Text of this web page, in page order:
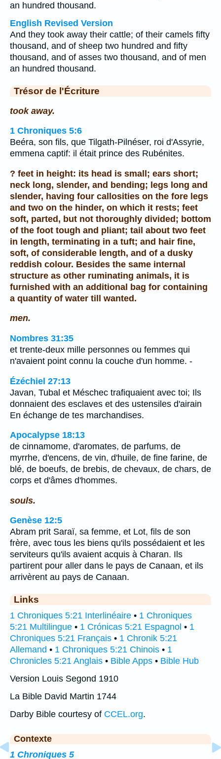
an hundred thousand.
English Revised Version
And they took away their cattle; of their camels fifty
thousand, and of sheep two hundred and fifty
thousand, and of asses two thousand, and of men
an hundred thousand.
Trésor de l'Écriture
took away.
1 Chroniques 5:6
Beéra, son fils, que Tilgath-Pilnéser, roi d'Assyrie,
emmena captif: il était prince des Rubénites.
? feet in height: its head is small; ears short;
neck long, slender, and bending; legs long and
slender, having four callosities on the fore legs
and two on the hinder, on which it rests; feet
soft, parted, but not thoroughly divided; bottom
of the foot tough and pliant; tail about two feet
in length, terminating in a tuft; and hair fine,
soft, of considerable length, and of a dusky
reddish colour. Besides the same internal
structure as other ruminating animals, it is
furnished with an additional bag for containing
a quantity of water till wanted.
men.
Nombres 31:35
et trente-deux mille personnes ou femmes qui
n'avaient point connu la couche d'un homme. -
Ézéchiel 27:13
Javan, Tubal et Méschec trafiquaient avec toi; Ils
donnaient des esclaves et des ustensiles d'airain
En échange de tes marchandises.
Apocalypse 18:13
de cinnamome, d'aromates, de parfums, de
myrrhe, d'encens, de vin, d'huile, de fine farine, de
blé, de boeufs, de brebis, de chevaux, de chars, de
corps et d'âmes d'hommes.
souls.
Genèse 12:5
Abram prit Saraï, sa femme, et Lot, fils de son
frère, avec tous les biens qu'ils possédaient et les
serviteurs qu'ils avaient acquis à Charan. Ils
partirent pour aller dans le pays de Canaan, et ils
arrivèrent au pays de Canaan.
Links
1 Chroniques 5:21 Interlinéaire • 1 Chroniques
5:21 Multilingue • 1 Crónicas 5:21 Espagnol • 1
Chroniques 5:21 Français • 1 Chronik 5:21
Allemand • 1 Chroniques 5:21 Chinois • 1
Chronicles 5:21 Anglais • Bible Apps • Bible Hub
Version Louis Segond 1910
La Bible David Martin 1744
Darby Bible courtesy of CCEL.org.
Contexte
1 Chroniques 5